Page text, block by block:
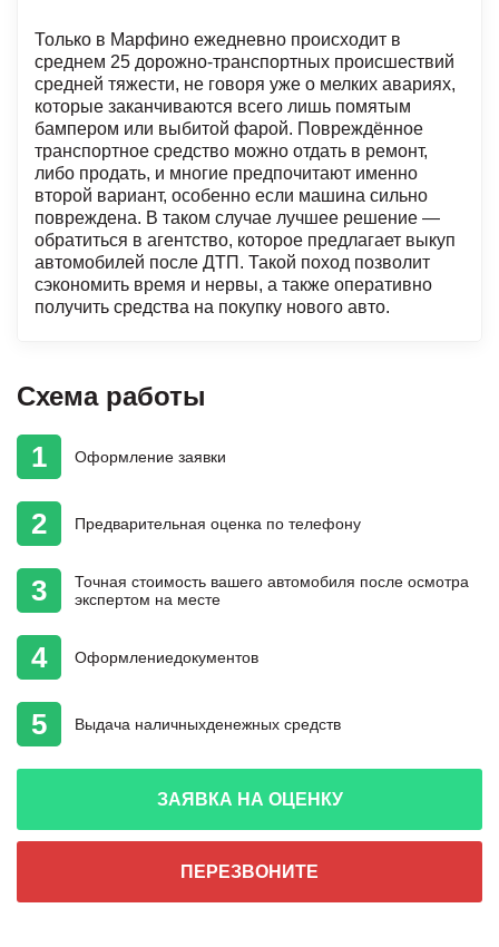
Только в Марфино ежедневно происходит в
среднем 25 дорожно-транспортных происшествий
средней тяжести, не говоря уже о мелких авариях,
которые заканчиваются всего лишь помятым
бампером или выбитой фарой. Повреждённое
транспортное средство можно отдать в ремонт,
либо продать, и многие предпочитают именно
второй вариант, особенно если машина сильно
повреждена. В таком случае лучшее решение —
обратиться в агентство, которое предлагает выкуп
автомобилей после ДТП. Такой поход позволит
сэкономить время и нервы, а также оперативно
получить средства на покупку нового авто.
Схема работы
1 Оформление заявки
2 Предварительная оценка по телефону
3 Точная стоимость вашего автомобиля после осмотра
экспертом на месте
4 Оформлениедокументов
5 Выдача наличныхденежных средств
ЗАЯВКА НА ОЦЕНКУ
ПЕРЕЗВОНИТЕ